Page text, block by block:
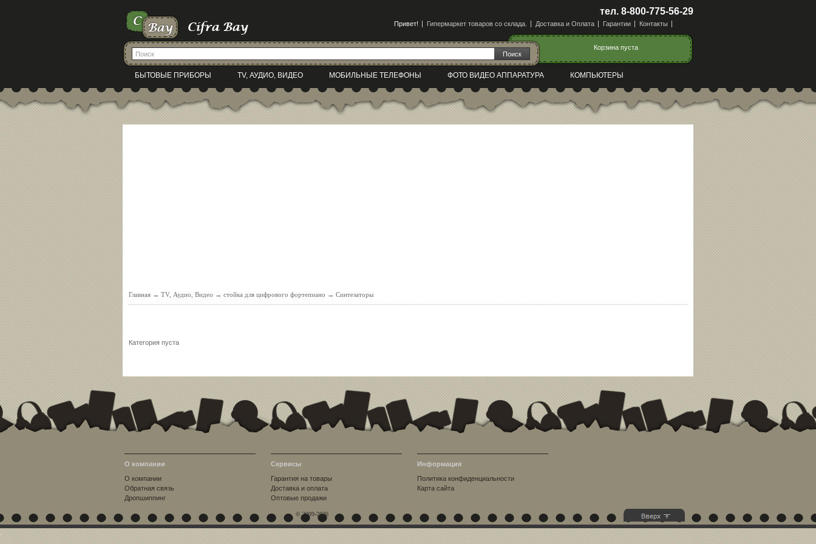
тел. 8-800-775-56-29
Привет! Гипермаркет товаров со склада. Доставка и Оплата Гарантии Контакты
Корзина пуста
БЫТОВЫЕ ПРИБОРЫ TV, АУДИО, ВИДЕО МОБИЛЬНЫЕ ТЕЛЕФОНЫ ФОТО ВИДЕО АППАРАТУРА КОМПЬЮТЕРЫ
Главная → TV, Аудио, Видео → стойка для цифрового фортепиано → Синтезаторы
Категория пуста
О компании
О компании
Обратная связь
Дропшиппинг
Сервисы
Гарантия на товары
Доставка и оплата
Оптовые продажи
Информация
Политика конфиденциальности
Карта сайта
© 2009-2026